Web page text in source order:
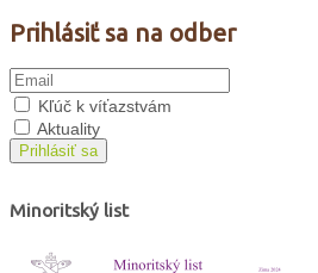
Prihlásiť sa na odber
Kľúč k víťazstvám
Aktuality
Prihlásiť sa
Minoritský list